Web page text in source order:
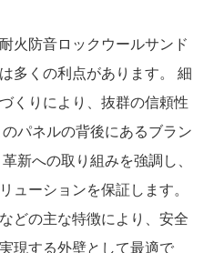
火防音ロックウールサンド
多くの利点があります。 細
くりにより、抜群の信頼性
パネルの背後にあるブラン
新への取り組みを強調し、
ューションを保証します。
どの主な特徴により、安全
現する外壁として最適で